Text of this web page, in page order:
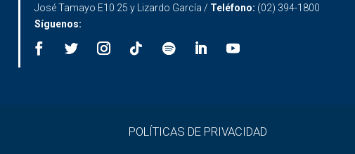
José Tamayo E10 25 y Lizardo García / Teléfono: (02) 394-1800
Síguenos:
POLÍTICAS DE PRIVACIDAD